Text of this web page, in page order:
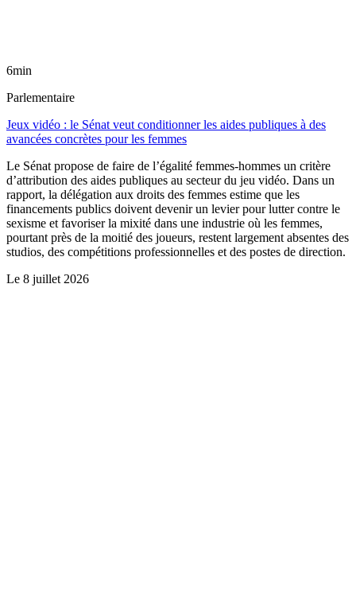
6min
Parlementaire
Jeux vidéo : le Sénat veut conditionner les aides publiques à des
avancées concrètes pour les femmes
Le Sénat propose de faire de l’égalité femmes-hommes un critère
d’attribution des aides publiques au secteur du jeu vidéo. Dans un
rapport, la délégation aux droits des femmes estime que les
financements publics doivent devenir un levier pour lutter contre le
sexisme et favoriser la mixité dans une industrie où les femmes,
pourtant près de la moitié des joueurs, restent largement absentes des
studios, des compétitions professionnelles et des postes de direction.
Le 8 juillet 2026